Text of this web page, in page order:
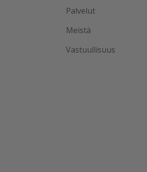
Palvelut
Meistä
Vastuullisuus